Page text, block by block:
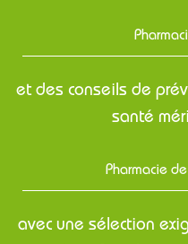
et des conseils de
santé
Pharmacie
avec une sélection